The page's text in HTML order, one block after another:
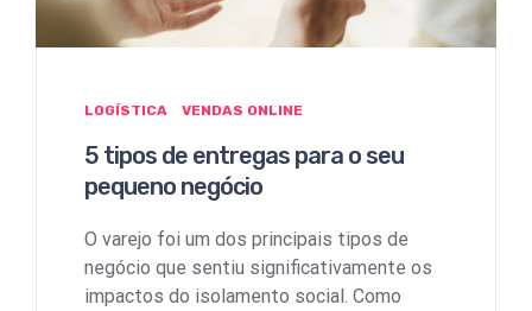
LOGÍSTICA VENDAS ONLINE
5 tipos de entregas para o seu
pequeno negócio
O varejo foi um dos principais tipos de
negócio que sentiu significativamente os
impactos do isolamento social. Como